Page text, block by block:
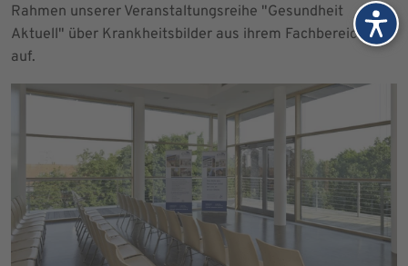
Rahmen unserer Veranstaltungsreihe "Gesundheit
Aktuell" über Krankheitsbilder aus ihrem Fachbereich
auf.